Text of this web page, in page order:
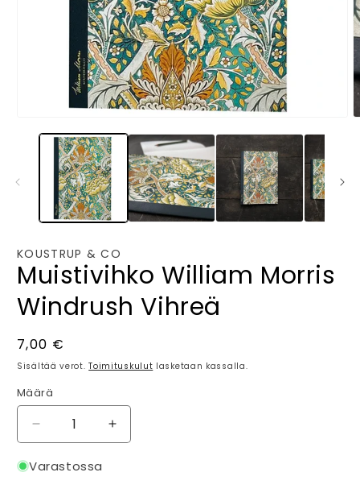
aineisto
modaalisessa
ikkunassa
KOUSTRUP & CO
Muistivihko William Morris
Windrush Vihreä
Normaalihinta
7,00 €
Sisältää verot.Toimituskulut lasketaan kassalla.
Määrä
Määrä
Vähennä
tuotteen
Muistivihko
Lisää
tuotteen
Varastossa